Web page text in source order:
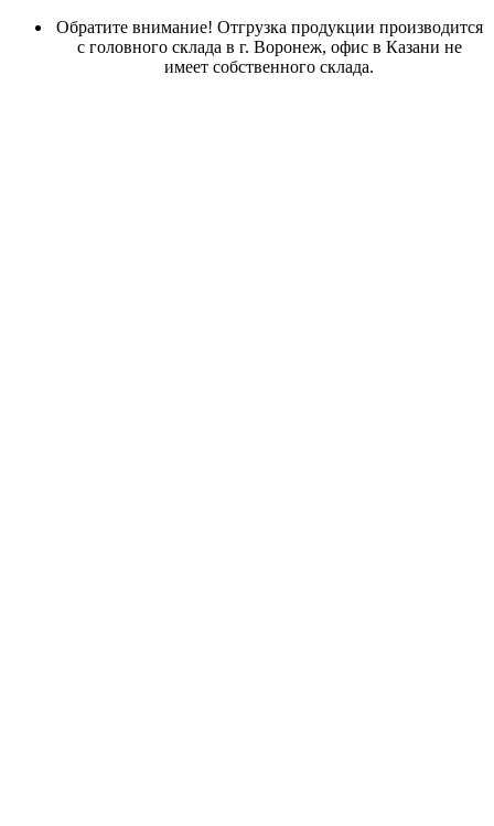
Обратите внимание! Отгрузка продукции производится
с головного склада в г. Воронеж, офис в Казани не
имеет собственного склада.